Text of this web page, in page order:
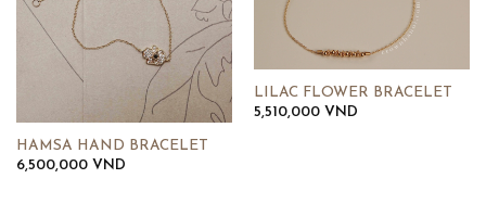
HAMSA HAND BRACELET
6,500,000 VND
LILAC FLOWER BRACELET
5,510,000 VND